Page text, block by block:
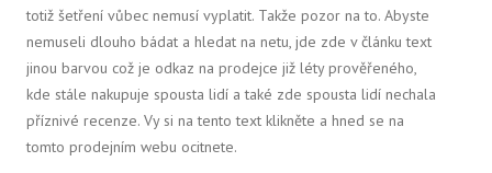
totiž šetření vůbec nemusí vyplatit. Takže pozor na to. Abyste
nemuseli dlouho bádat a hledat na netu, jde zde v článku text
jinou barvou což je odkaz na prodejce již léty prověřeného,
kde stále nakupuje spousta lidí a také zde spousta lidí nechala
příznivé recenze. Vy si na tento text klikněte a hned se na
tomto prodejním webu ocitnete.